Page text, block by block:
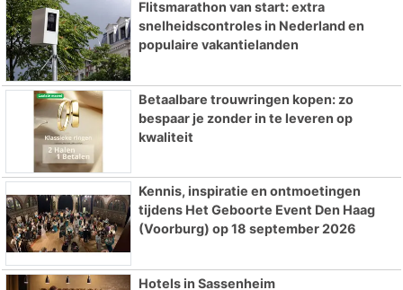
Flitsmarathon van start: extra
snelheidscontroles in Nederland en
populaire vakantielanden
Betaalbare trouwringen kopen: zo
bespaar je zonder in te leveren op
kwaliteit
Kennis, inspiratie en ontmoetingen
tijdens Het Geboorte Event Den Haag
(Voorburg) op 18 september 2026
Hotels in Sassenheim